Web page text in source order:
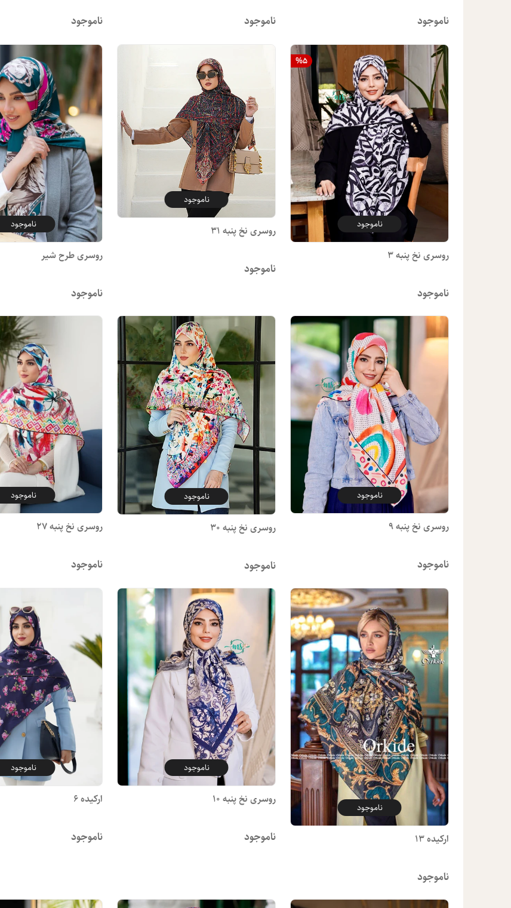
ناموجود ناموجود ناموجود
%5
ناموجود
روسری نخ پنبه 3
ناموجود
ناموجود
روسری نخ پنبه 31
ناموجود
ناموجود
روسری طرح شیر
ناموجود
ناموجود
روسری نخ پنبه 9
ناموجود
ناموجود
روسری نخ پنبه 30
ناموجود
ناموجود
روسری نخ پنبه 27
ناموجود
ناموجود
ارکیده ۱۳
ناموجود
ناموجود
روسری نخ پنبه 10
ناموجود
ناموجود
ارکیده ۶
ناموجود